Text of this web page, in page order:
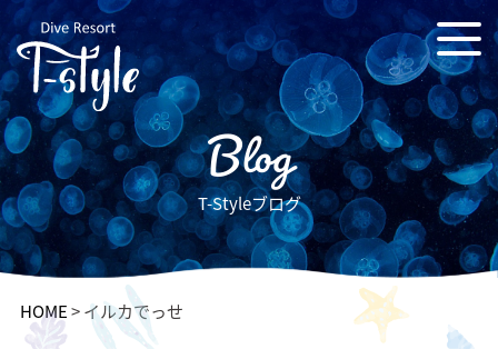
Blog
T-Styleブログ
HOME>イルカでっせ